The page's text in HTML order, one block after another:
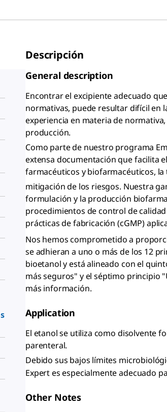
Descripción
General description
Encontrar el excipiente adecuado
normativas, puede resultar difícil en
experiencia en materia de
producción.
Como parte de nuestro programa
extensa documentación que facilita
farmacéuticos y biofarmacéuticos,
mitigación de los riesgos. Nuestra
formulación y la producción
procedimientos de control de
prácticas de fabricación (cGMP)
Nos hemos comprometido a
se adhieran a uno o más de los 12
bioetanol y está alineado con el
más seguros" y el séptimo principio
más información.
Application
El etanol se utiliza como disolvente
parenteral.
Debido sus bajos límites
Expert es especialmente adecuado
Other Notes